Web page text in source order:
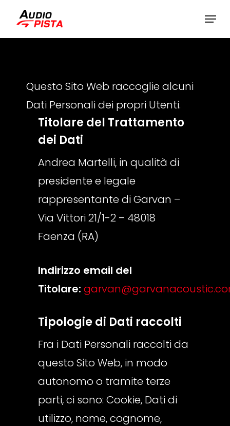
Menu
Questo Sito Web raccoglie alcuni
Dati Personali dei propri Utenti.
Titolare del Trattamento
dei Dati
Andrea Martelli, in qualità di
presidente e legale
rappresentante di Garvan –
Via Vittori 21/1-2 – 48018
Faenza (RA)
Indirizzo email del
Titolare:
Tipologie di Dati raccolti
Fra i Dati Personali raccolti da
questo Sito Web, in modo
autonomo o tramite terze
parti, ci sono: Cookie, Dati di
utilizzo, nome, cognome,